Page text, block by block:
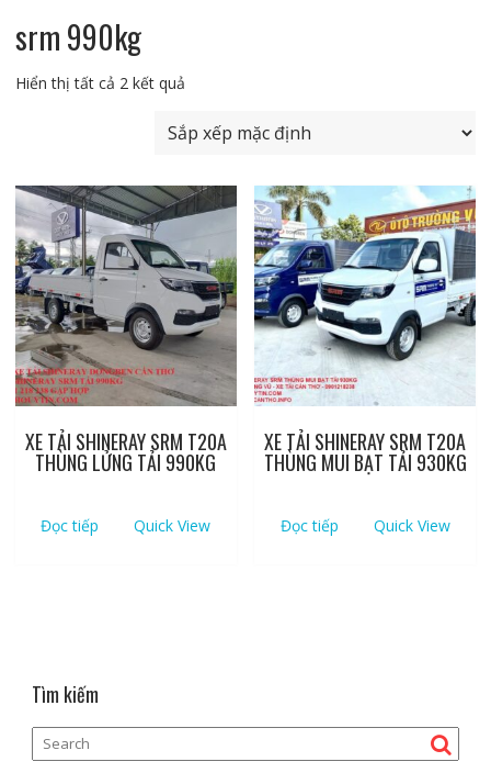
srm 990kg
Hiển thị tất cả 2 kết quả
XE TẢI SHINERAY SRM T20A
THÙNG LỬNG TẢI 990KG
Đọc tiếp Quick View
XE TẢI SHINERAY SRM T20A
THÙNG MUI BẠT TẢI 930KG
Đọc tiếp Quick View
Tìm kiếm